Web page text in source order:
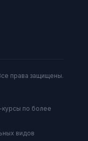
права защищены.
курсы по более
видов